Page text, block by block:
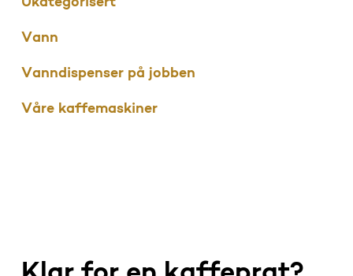
Ukategorisert
Vann
Vanndispenser på jobben
Våre kaffemaskiner